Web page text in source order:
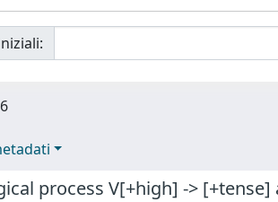
process V[+high] ->